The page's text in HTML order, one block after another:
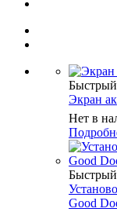
Экран
Нет в
Good